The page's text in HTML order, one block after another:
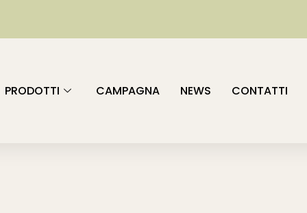
PRODOTTI CAMPAGNA NEWS CONTATTI